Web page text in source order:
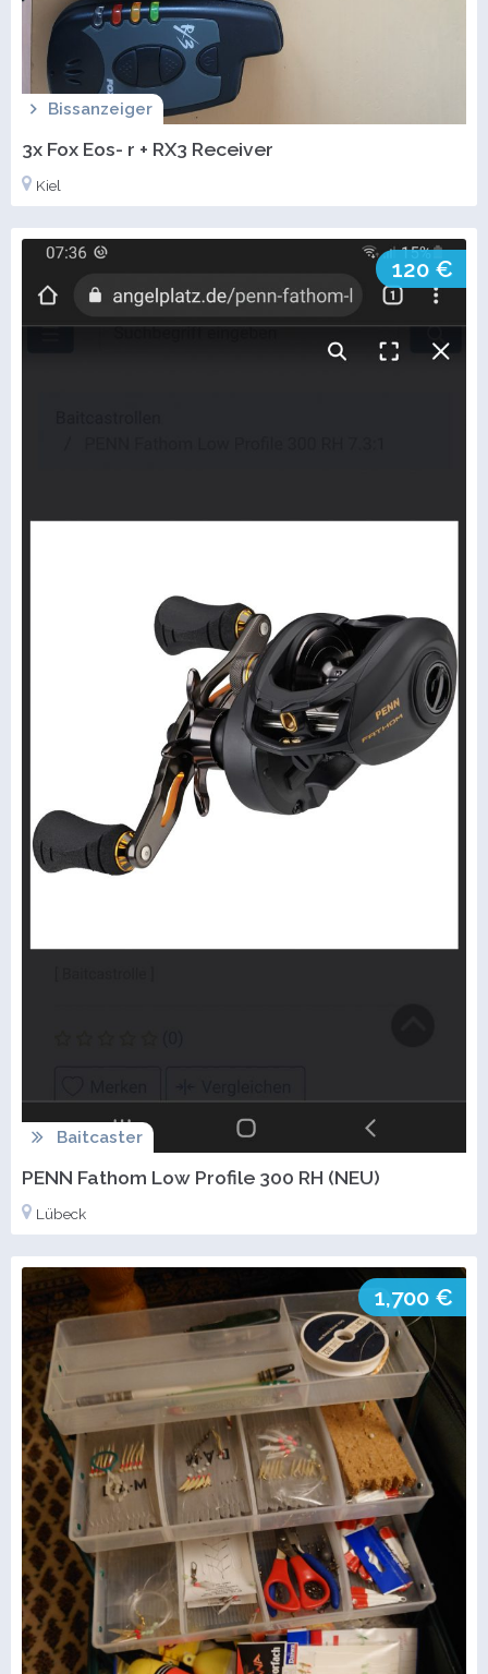
Bissanzeiger
3x Fox Eos- r + RX3 Receiver
Kiel
120 €
Baitcaster
PENN Fathom Low Profile 300 RH (NEU)
Lübeck
1,700 €